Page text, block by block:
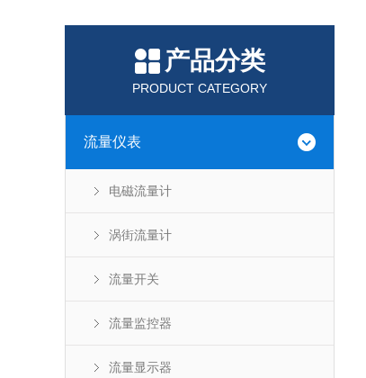
产品分类
PRODUCT CATEGORY
流量仪表
电磁流量计
涡街流量计
流量开关
流量监控器
流量显示器